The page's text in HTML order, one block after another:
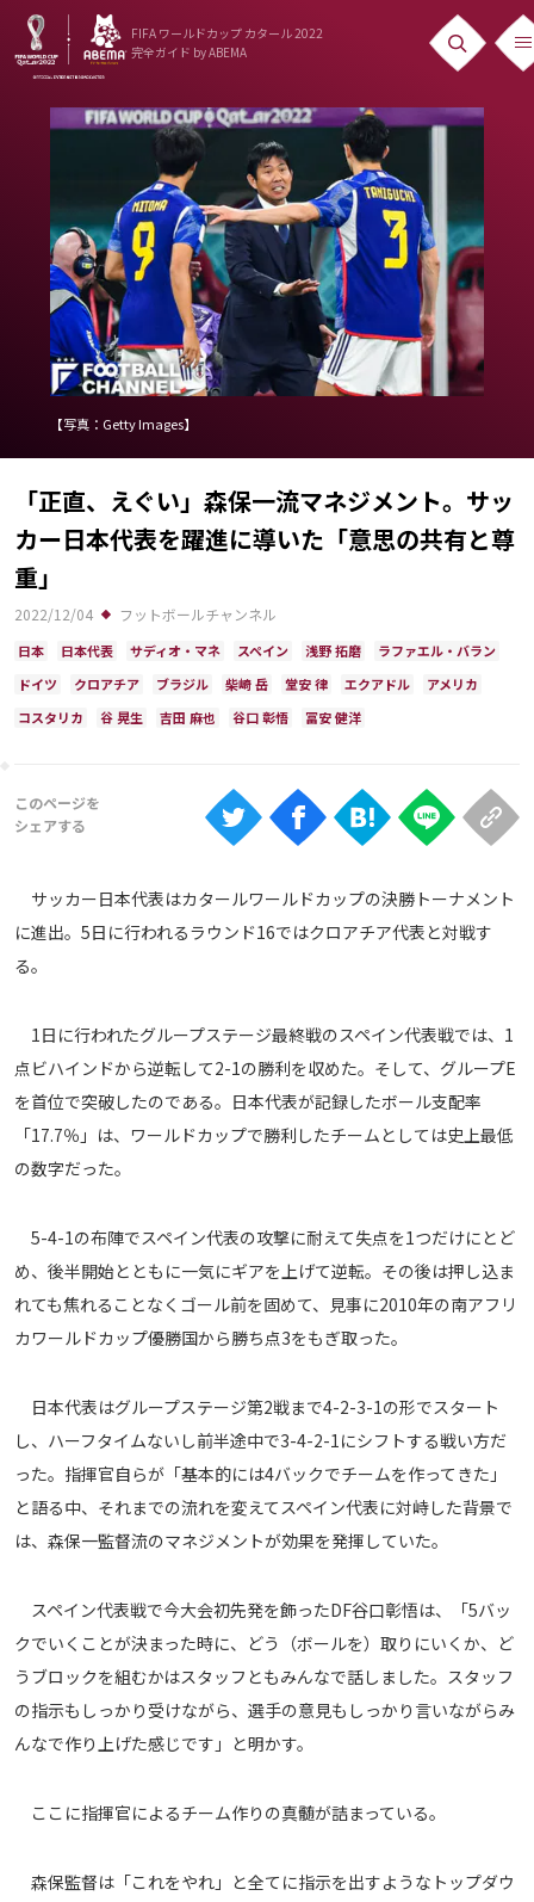
FIFA ワールドカップ カタール 2022
完全ガイド by ABEMA
ニュース
出場国
Teams
日本代表
Team Japan
日程・結果
Schedule
ランキング
Ranking
大会について
About
iOS Apps
Web
メディアアライアンス
運営会社
ご利用にあたって
プライバシーポリシー
お問い合わせ
Share
© AbemaTV. Inc. All Rights Reserved.
【写真：Getty Images】
「正直、えぐい」森保一流マネジメント。サッ
カー日本代表を躍進に導いた「意思の共有と尊
重」
2022/12/04 フットボールチャンネル
日本 日本代表 サディオ・マネ スペイン 浅野 拓磨
ラファエル・バラン
ドイツ
クロアチア ブラジル 柴崎 岳 堂安 律 エクアドル
アメリカ
コスタリカ
谷 晃生 吉田 麻也 谷口 彰悟 冨安 健洋
サッカー日本代表はカタールワールドカップの決勝トーナメント
に進出。5日に行われるラウンド16ではクロアチア代表と対戦す
る。
1日に行われたグループステージ最終戦のスペイン代表戦では、1
点ビハインドから逆転して2-1の勝利を収めた。そして、グループE
を首位で突破したのである。日本代表が記録したボール支配率
「17.7％」は、ワールドカップで勝利したチームとしては史上最低
の数字だった。
5-4-1の布陣でスペイン代表の攻撃に耐えて失点を1つだけにとど
め、後半開始とともに一気にギアを上げて逆転。その後は押し込ま
れても焦れることなくゴール前を固めて、見事に2010年の南アフリ
カワールドカップ優勝国から勝ち点3をもぎ取った。
日本代表はグループステージ第2戦まで4-2-3-1の形でスタート
し、ハーフタイムないし前半途中で3-4-2-1にシフトする戦い方だ
った。指揮官自らが「基本的には4バックでチームを作ってきた」
と語る中、それまでの流れを変えてスペイン代表に対峙した背景で
は、森保一監督流のマネジメントが効果を発揮していた。
スペイン代表戦で今大会初先発を飾ったDF谷口彰悟は、「5バッ
クでいくことが決まった時に、どう（ボールを）取りにいくか、ど
うブロックを組むかはスタッフともみんなで話しました。スタッフ
の指示もしっかり受けながら、選手の意見もしっかり言いながらみ
んなで作り上げた感じです」と明かす。
ここに指揮官によるチーム作りの真髄が詰まっている。
森保監督は「これをやれ」と全てに指示を出すようなトップダウ